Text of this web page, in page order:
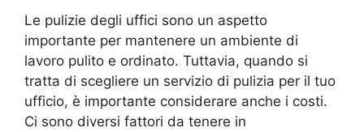
Le pulizie degli uffici sono un aspetto
importante per mantenere un ambiente di
lavoro pulito e ordinato. Tuttavia, quando si
tratta di scegliere un servizio di pulizia per il tuo
ufficio, è importante considerare anche i costi.
Ci sono diversi fattori da tenere in